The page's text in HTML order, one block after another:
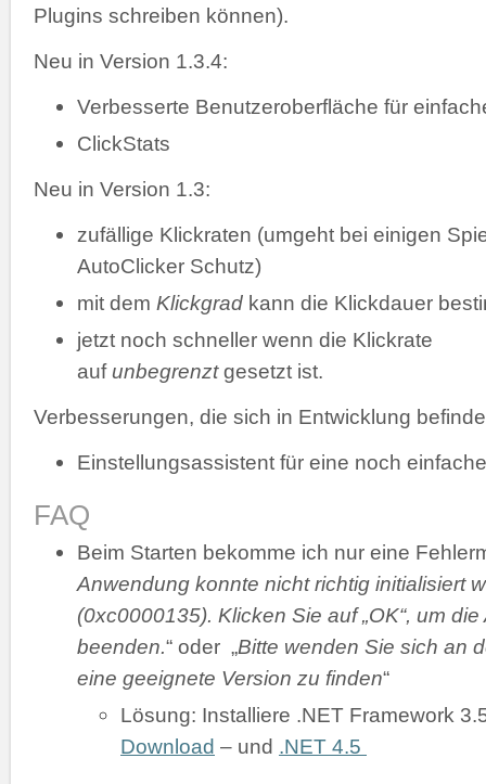
Plugins schreiben können).
Neu in Version 1.3.4:
Verbesserte Benutzeroberfläche für
ClickStats
Neu in Version 1.3:
zufällige Klickraten (umgeht bei einigen
AutoClicker Schutz)
mit dem Klickgrad kann die Klickdauer
jetzt noch schneller wenn die Klickrate
aufunbegrenztgesetzt ist.
Verbesserungen, die sich in Entwicklung
Einstellungsassistent für eine noch
FAQ
Beim Starten bekomme ich nur eine
Anwendung konnte nicht richtig initialisiert
(0xc0000135). Klicken Sie auf „OK“, um
beenden.“ oder „Bitte wenden Sie sich an
eine geeignete Version zu finden“
Lösung: Installiere .NET Framework
Download – und .NET 4.5